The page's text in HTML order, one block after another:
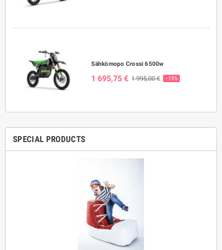
Sähkömopo Crossi 6500w
1 695,75 € 1 995,00 € −15%
SPECIAL PRODUCTS